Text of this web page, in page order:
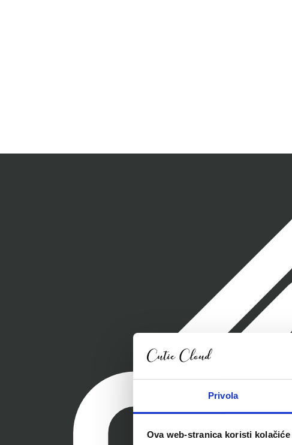
Privola
Ova web-stranica koristi kolačiće